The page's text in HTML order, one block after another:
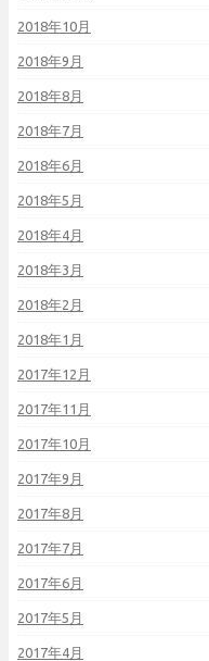
2018年10月
2018年9月
2018年8月
2018年7月
2018年6月
2018年5月
2018年4月
2018年3月
2018年2月
2018年1月
2017年12月
2017年11月
2017年10月
2017年9月
2017年8月
2017年7月
2017年6月
2017年5月
2017年4月